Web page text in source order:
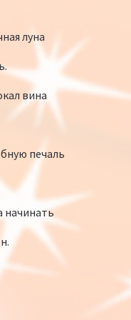
луна
вина
печаль
начинать